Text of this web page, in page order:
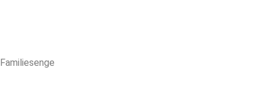
Familiesenge